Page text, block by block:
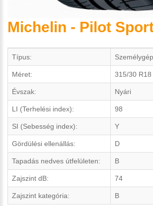
Michelin - Pilot
Típus:
Méret: 315/30 R18
Évszak: Nyári
LI (Terhelési index): 98
SI (Sebesség index): Y
Gördülési ellenállás: D
Tapadás nedves útfelületen: B
Zajszint dB: 74
Zajszint kategória: B